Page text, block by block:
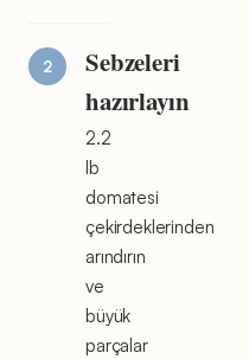
Sebzeleri
hazırlayın
2.2
lb
domatesi
çekirdeklerinden
arındırın
ve
büyük
parçalar